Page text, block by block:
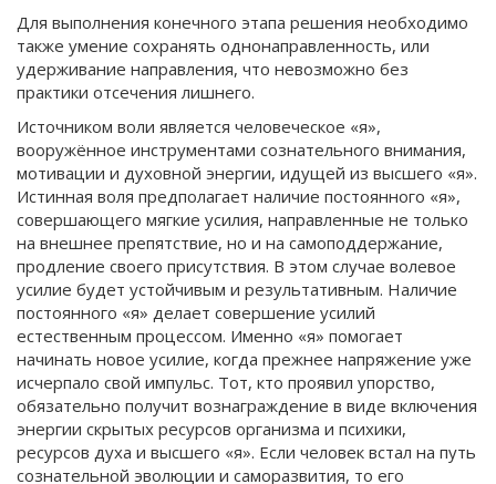
Для выполнения конечного этапа решения необходимо
также умение сохранять однонаправленность, или
удерживание направления, что невозможно без
практики отсечения лишнего.
Источником воли является человеческое «я»,
вооружённое инструментами сознательного внимания,
мотивации и духовной энергии, идущей из высшего «я».
Истинная воля предполагает наличие постоянного «я»,
совершающего мягкие усилия, направленные не только
на внешнее препятствие, но и на самоподдержание,
продление своего присутствия. В этом случае волевое
усилие будет устойчивым и результативным. Наличие
постоянного «я» делает совершение усилий
естественным процессом. Именно «я» помогает
начинать новое усилие, когда прежнее напряжение уже
исчерпало свой импульс. Тот, кто проявил упорство,
обязательно получит вознаграждение в виде включения
энергии скрытых ресурсов организма и психики,
ресурсов духа и высшего «я». Если человек встал на путь
сознательной эволюции и саморазвития, то его